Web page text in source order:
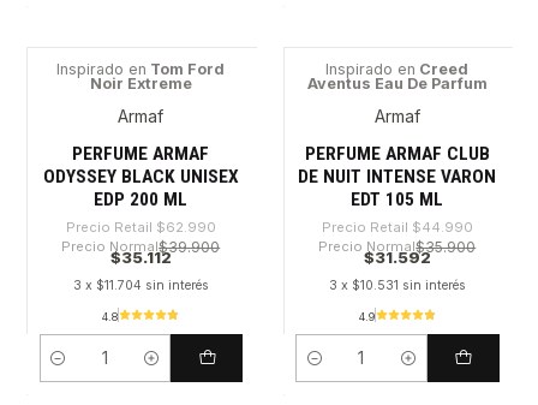
-44%
Inspirado en Tom Ford
Noir Extreme
Armaf
PERFUME ARMAF
ODYSSEY BLACK UNISEX
EDP 200 ML
Precio Retail $62.990
Precio Normal$39.900
$35.112
3 x $11.704 sin interés
4.8
Cantidad
-29%
Inspirado en Creed
Aventus Eau De Parfum
Armaf
PERFUME ARMAF CLUB
DE NUIT INTENSE VARON
EDT 105 ML
Precio Retail $44.990
Precio Normal$35.900
$31.592
3 x $10.531 sin interés
4.9
Cantidad